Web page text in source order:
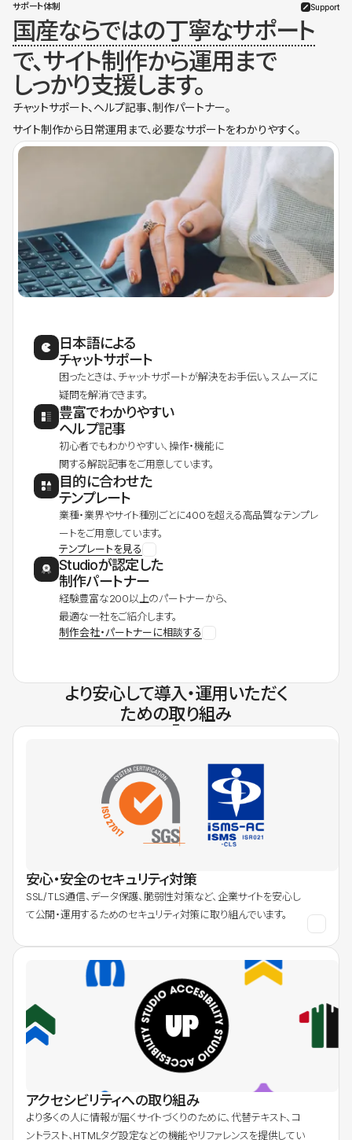
サポート体制 Support
国産ならではの丁寧なサポート
で、サイト制作から運用まで
しっかり支援します。
チャットサポート、ヘルプ記事、制作パートナー。
サイト制作から日常運用まで、必要なサポートをわかりやすく。
日本語による
チャットサポート
困ったときは、チャットサポートが解決をお手伝い。スムーズに
疑問を解消できます。
豊富でわかりやすい
ヘルプ記事
初心者でもわかりやすい、操作・機能に
関する解説記事をご用意しています。
目的に合わせた
テンプレート
業種・業界やサイト種別ごとに400を超える高品質なテンプレ
ートをご用意しています。
テンプレートを見る
Studioが認定した
制作パートナー
経験豊富な200以上のパートナーから、
最適な一社をご紹介します。
制作会社・パートナーに相談する
より安心して導入・運用いただく
ための取り組み
安心・安全のセキュリティ対策
SSL/TLS通信、データ保護、脆弱性対策など、企業サイトを安心し
て公開・運用するためのセキュリティ対策に取り組んでいます。
アクセシビリティへの取り組み
より多くの人に情報が届くサイトづくりのために、代替テキスト、コ
ントラスト、HTMLタグ設定などの機能やリファレンスを提供してい